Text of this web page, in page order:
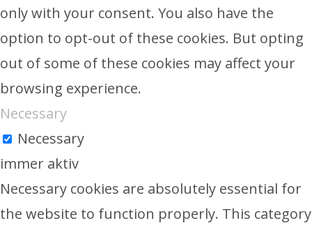
only with your consent. You also have the
option to opt-out of these cookies. But opting
out of some of these cookies may affect your
browsing experience.
Necessary
Necessary
immer aktiv
Necessary cookies are absolutely essential for
the website to function properly. This category